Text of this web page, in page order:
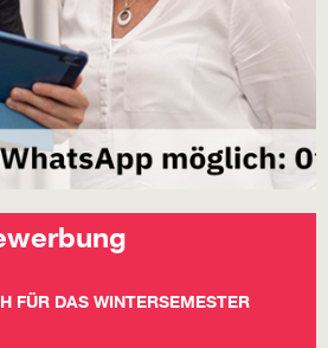
FÜR DAS WINTERSEMESTER